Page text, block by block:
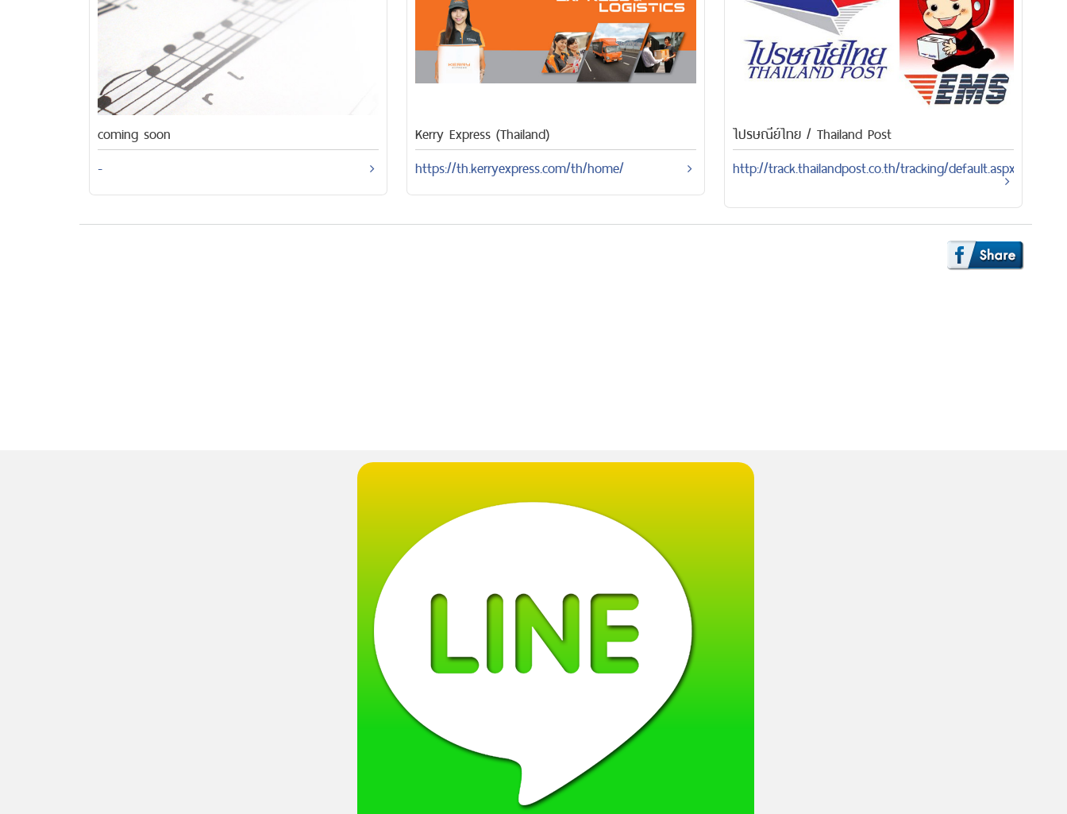
coming soon
-
Kerry Express (Thailand)
https://th.kerryexpress.com/th/home/
ไปรษณีย์ไทย / Thailand Post
http://track.thailandpost.co.th/tracking/default.aspx